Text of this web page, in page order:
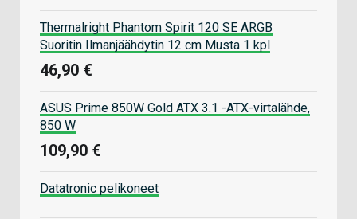
Thermalright Phantom Spirit 120 SE ARGB
Suoritin Ilmanjäähdytin 12 cm Musta 1 kpl
46,90 €
ASUS Prime 850W Gold ATX 3.1 -ATX-virtalähde,
850 W
109,90 €
Datatronic pelikoneet